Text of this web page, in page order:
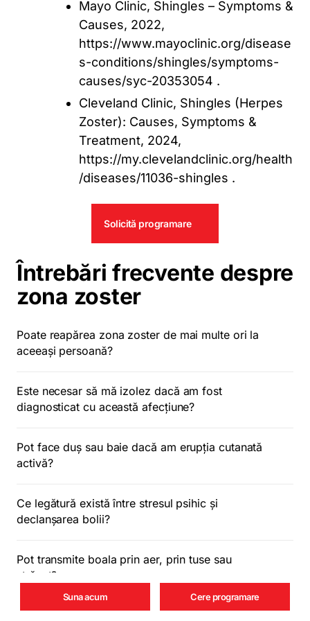
Mayo Clinic, Shingles – Symptoms &
Causes, 2022,
https://www.mayoclinic.org/disease
s-conditions/shingles/symptoms-
causes/syc-20353054 .
Cleveland Clinic, Shingles (Herpes
Zoster): Causes, Symptoms &
Treatment, 2024,
https://my.clevelandclinic.org/health
/diseases/11036-shingles .
Solicită programare
Întrebări frecvente despre
zona zoster
Poate reapărea zona zoster de mai multe ori la
aceeași persoană?
Este necesar să mă izolez dacă am fost
diagnosticat cu această afecțiune?
Pot face duș sau baie dacă am erupția cutanată
activă?
Ce legătură există între stresul psihic și
declanșarea bolii?
Pot transmite boala prin aer, prin tuse sau
strănut?
Suna acum Cere programare